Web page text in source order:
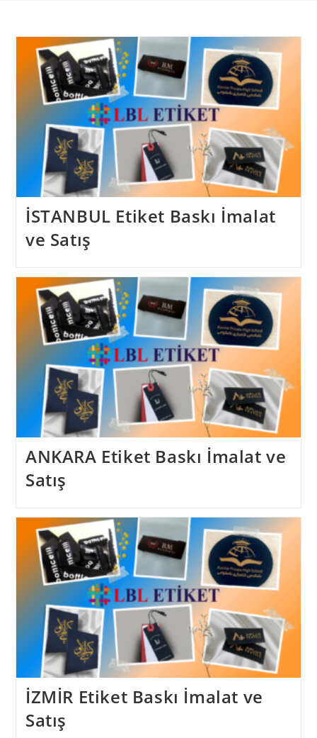
İSTANBUL Etiket Baskı İmalat
ve Satış
ANKARA Etiket Baskı İmalat ve
Satış
İZMİR Etiket Baskı İmalat ve
Satış